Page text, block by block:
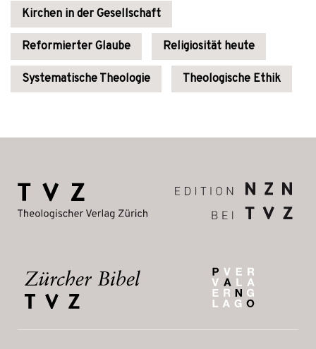
Kirchen in der Gesellschaft
Reformierter Glaube Religiosität heute
Systematische Theologie Theologische Ethik